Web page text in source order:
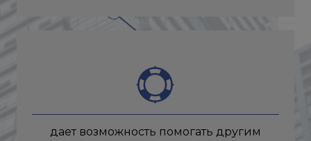
дает возможность помогать другим